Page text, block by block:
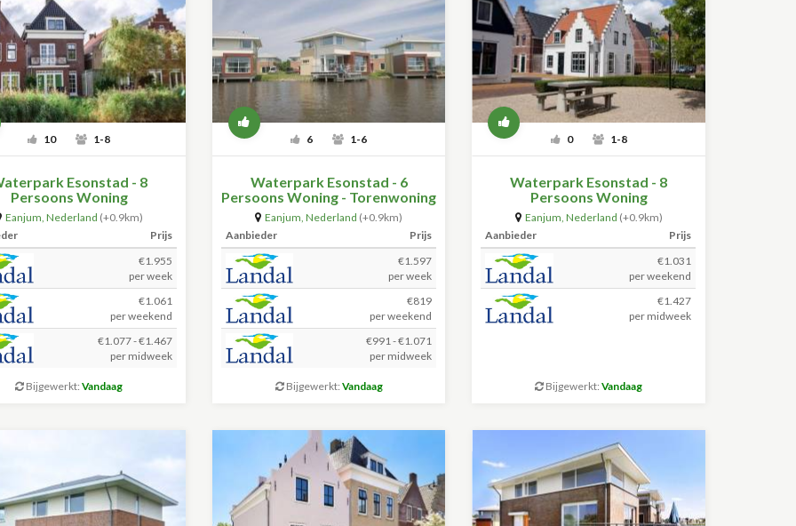
10 1-8
Esonstad - 8
Persoons Woning
Eanjum, Nederland (+0.9km)
Prijs
€1.955
per week
€1.061
per weekend
€1.077 - €1.467
per midweek
Bijgewerkt:Vandaag
6 1-6
Waterpark Esonstad - 6
Persoons Woning - Torenwoning
Eanjum,Nederland (+0.9km)
Aanbieder
Prijs
€1.597
per week
€819
per weekend
€991 - €1.071
per midweek
Bijgewerkt: Vandaag
0 1-8
Waterpark Esonstad - 8
Persoons Woning
Eanjum, Nederland (+0.9km)
Aanbieder
Prijs
€1.031
per weekend
€1.427
per midweek
Bijgewerkt:Vandaag